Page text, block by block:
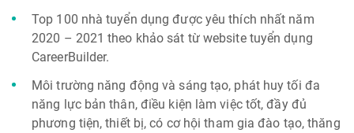
Top 100 nhà tuyển dụng được yêu thích nhất năm
2020 – 2021 theo khảo sát từ website tuyển dụng
CareerBuilder.
Môi trường năng động và sáng tạo, phát huy tối đa
năng lực bản thân, điều kiện làm việc tốt, đầy đủ
phương tiện, thiết bị, có cơ hội tham gia đào tạo, thăng